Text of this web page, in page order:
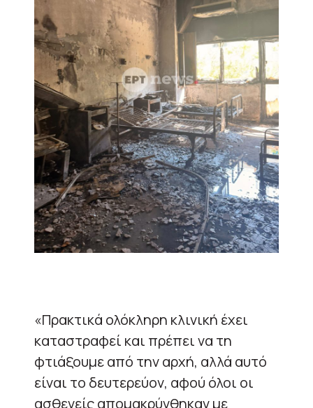
«Πρακτικά ολόκληρη κλινική έχει
καταστραφεί και πρέπει να τη
φτιάξουμε από την αρχή, αλλά αυτό
είναι το δευτερεύον, αφού όλοι οι
ασθενείς απομακρύνθηκαν με